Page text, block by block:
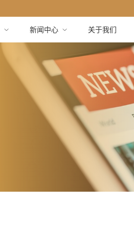
新闻中心 关于我们